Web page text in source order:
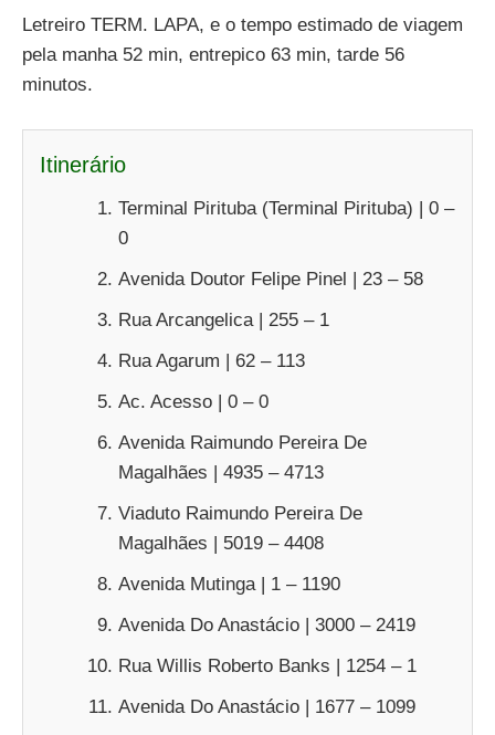
Letreiro TERM. LAPA, e o tempo estimado de viagem
pela manha 52 min, entrepico 63 min, tarde 56
minutos.
Itinerário
Terminal Pirituba (Terminal Pirituba) | 0 –
0
Avenida Doutor Felipe Pinel | 23 – 58
Rua Arcangelica | 255 – 1
Rua Agarum | 62 – 113
Ac. Acesso | 0 – 0
Avenida Raimundo Pereira De
Magalhães | 4935 – 4713
Viaduto Raimundo Pereira De
Magalhães | 5019 – 4408
Avenida Mutinga | 1 – 1190
Avenida Do Anastácio | 3000 – 2419
Rua Willis Roberto Banks | 1254 – 1
Avenida Do Anastácio | 1677 – 1099